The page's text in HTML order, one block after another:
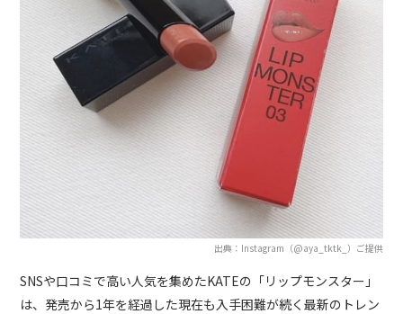
出典：Instagram（@aya_tktk_）ご提供
SNSや口コミで高い人気を集めたKATEの「リップモンスター」
は、発売から1年を経過した現在も入手困難が続く最新のトレン